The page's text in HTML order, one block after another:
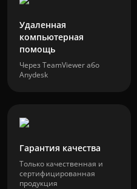
Удаленная
компьютерная
помощь
Через TeamViewer або
Anydesk
Гарантия качества
Только качественная и
сертифицированная
продукция